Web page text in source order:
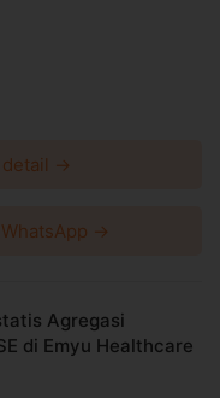
detail →
→
Agregasi
di Emyu Healthcare